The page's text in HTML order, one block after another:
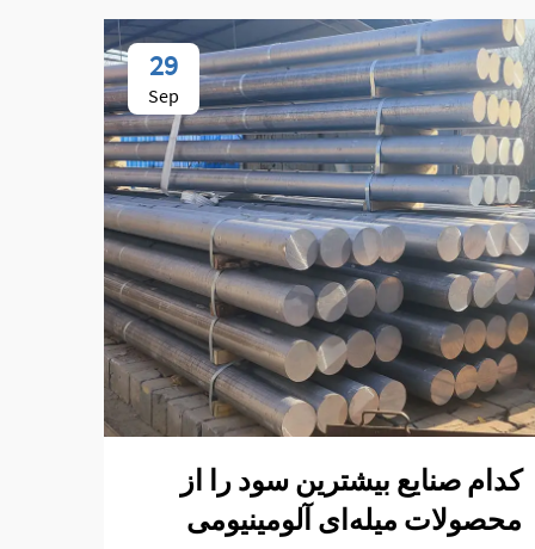
29
Sep
کدام صنایع بیشترین سود را از
محصولات میله‌ای آلومینیومی